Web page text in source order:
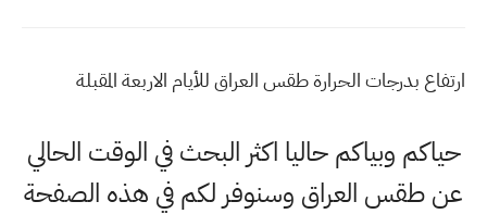
ارتفاع بدرجات الحرارة طقس العراق للأيام الاربعة المقبلة
حياكم وبياكم حاليا اكثر البحث في الوقت الحالي
عن طقس العراق وسنوفر لكم في هذه الصفحة